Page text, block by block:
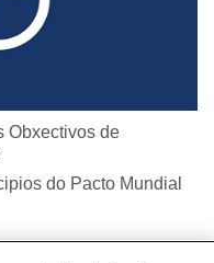
Obxectivos de
do Pacto Mundial